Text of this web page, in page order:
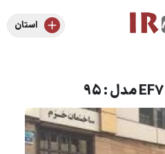
استان